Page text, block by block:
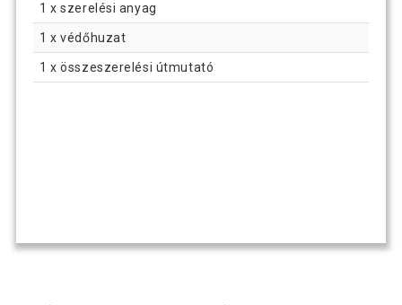
1 x szerelési anyag
1 x védőhuzat
1 x összeszerelési útmutató